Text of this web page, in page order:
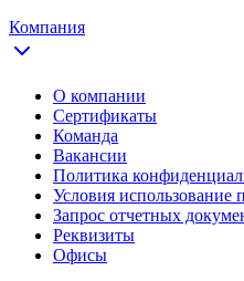
Компания
О компании
Сертификаты
Команда
Вакансии
Политика
Условия использование
Запрос отчетных
Реквизиты
Офисы